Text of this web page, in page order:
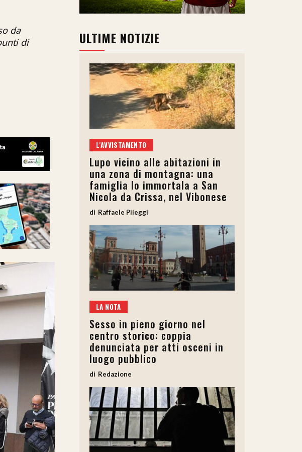
da
di
ULTIME NOTIZIE
L'AVVISTAMENTO
Lupo vicino alle abitazioni in
una zona di montagna: una
famiglia lo immortala a San
Nicola da Crissa, nel Vibonese
Raffaele Pileggi
LA NOTA
Sesso in pieno giorno nel
centro storico: coppia
denunciata per atti osceni in
luogo pubblico
Redazione